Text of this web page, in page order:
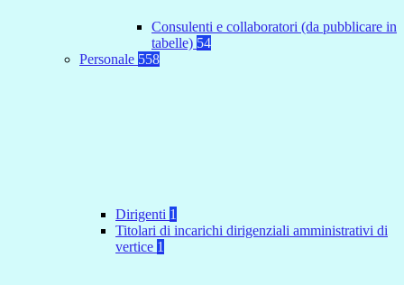
Consulenti e collaboratori (da pubblicare in
tabelle) 54
Personale 558
Dirigenti 1
Titolari di incarichi dirigenziali amministrativi di
vertice 1